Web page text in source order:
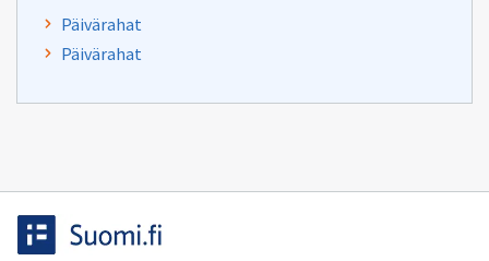
Päivärahat
Päivärahat